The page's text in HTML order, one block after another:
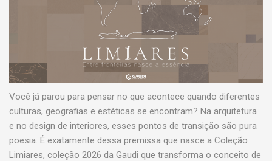
Você já parou para pensar no que acontece quando diferentes
culturas, geografias e estéticas se encontram? Na arquitetura
e no design de interiores, esses pontos de transição são pura
poesia. É exatamente dessa premissa que nasce a Coleção
Limiares, coleção 2026 da Gaudi que transforma o conceito de